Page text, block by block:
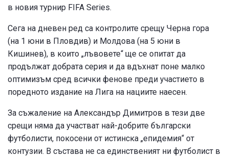
в новия турнир FIFA Series.
Сега на дневен ред са контролите срещу Черна гора
(на 1 юни в Пловдив) и Молдова (на 5 юни в
Кишинев), в които „лъвовете“ ще се опитат да
продължат добрата серия и да вдъхнат поне малко
оптимизъм сред всички фенове преди участието в
поредното издание на Лига на нациите наесен.
За съжаление на Александър Димитров в тези две
срещи няма да участват най-добрите български
футболисти, покосени от истинска „епидемия“ от
контузии. В състава не са единственият ни футболист в